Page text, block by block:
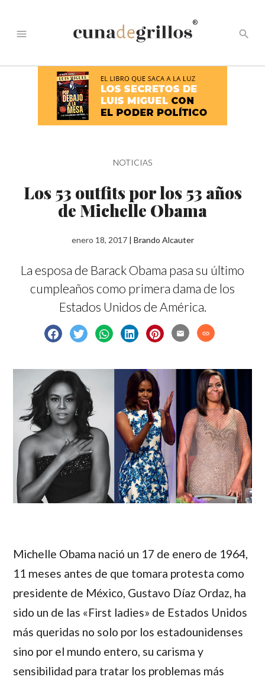
menu
®
search
NOTICIAS
Los 53 outfits por los 53 años
de Michelle Obama
enero 18, 2017 | Brando Alcauter
La esposa de Barack Obama pasa su último
cumpleaños como primera dama de los
Estados Unidos de América.
email link
Michelle Obama nació un 17 de enero de 1964,
11 meses antes de que tomara protesta como
presidente de México, Gustavo Díaz Ordaz, ha
sido un de las «First ladies» de Estados Unidos
más queridas no solo por los estadounidenses
sino por el mundo entero, su carisma y
sensibilidad para tratar los problemas más